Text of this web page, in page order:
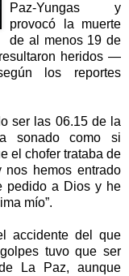
Paz-Yungas y
provocó la muerte
de al menos 19 de
heridos —
los reportes
ser las 06.15 de la
sonado como si
el chofer trataba de
hemos entrado
pedido a Dios y he
mío”.
accidente del que
tuvo que ser
La Paz, aunque